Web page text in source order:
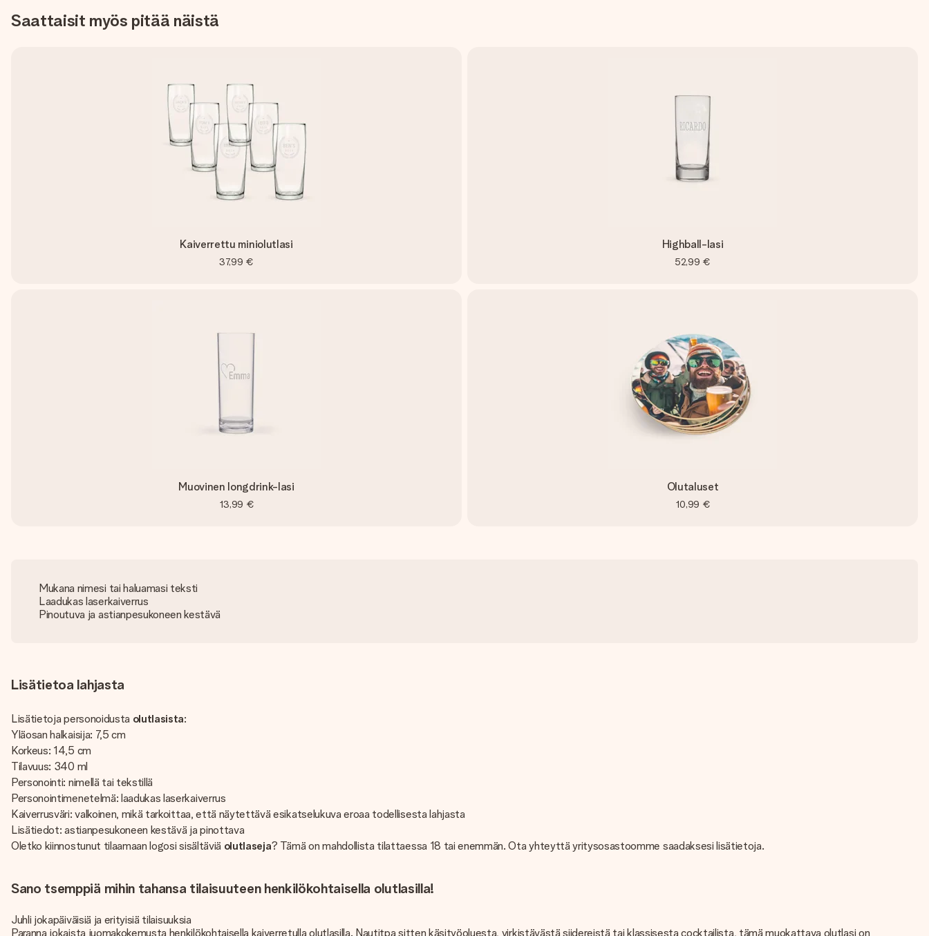
Saattaisit myös pitää näistä
Kaiverrettu miniolutlasi
37,99 €
Highball-lasi
52,99 €
Muovinen longdrink-lasi
13,99 €
Olutaluset
10,99 €
Mukana nimesi tai haluamasi teksti
Laadukas laserkaiverrus
Pinoutuva ja astianpesukoneen kestävä
Lisätietoa lahjasta
Lisätietoja personoidusta olutlasista:
Yläosan halkaisija: 7,5 cm
Korkeus: 14,5 cm
Tilavuus: 340 ml
Personointi: nimellä tai tekstillä
Personointimenetelmä: laadukas laserkaiverrus
Kaiverrusväri: valkoinen, mikä tarkoittaa, että näytettävä esikatselukuva eroaa todellisesta lahjasta
Lisätiedot: astianpesukoneen kestävä ja pinottava
Oletko kiinnostunut tilaamaan logosi sisältäviä olutlaseja? Tämä on mahdollista tilattaessa 18 tai enemmän. Ota yhteyttä yritysosastoomme saadaksesi lisätietoja.
Sano tsemppiä mihin tahansa tilaisuuteen henkilökohtaisella olutlasilla!
Juhli jokapäiväisiä ja erityisiä tilaisuuksia
Paranna jokaista juomakokemusta henkilökohtaisella kaiverretulla olutlasilla. Nautitpa sitten käsityöoluesta, virkistävästä siidereistä tai klassisesta cocktailista, tämä muokattava olutlasi on